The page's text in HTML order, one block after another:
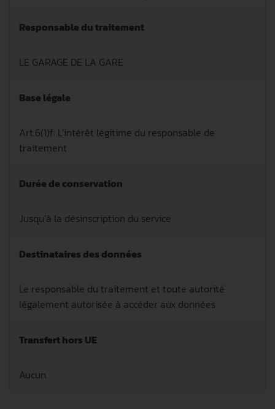
Responsable du traitement
LE GARAGE DE LA GARE
Base légale
Art.6(1)f: L’intérêt légitime du responsable de
traitement
Durée de conservation
Jusqu’à la désinscription du service
Destinataires des données
Le responsable du traitement et toute autorité
légalement autorisée à accéder aux données
Transfert hors UE
Aucun.